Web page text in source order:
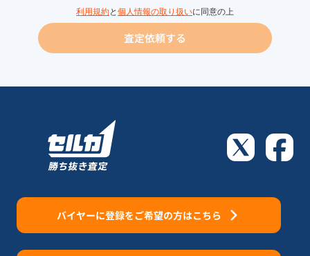
利用規約と 個人情報の取り扱いに同意の上
査定依頼する
バイヤーに登録をご希望の方はこちら